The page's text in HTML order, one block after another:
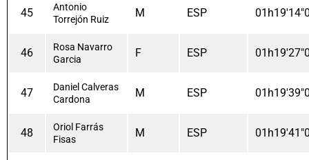
45
Antonio
Torrejón Ruiz
M ESP
46
Rosa Navarro
Garcia
F ESP
47
Daniel Calveras
Cardona
M ESP
48
Oriol Farrás
Fisas
M ESP